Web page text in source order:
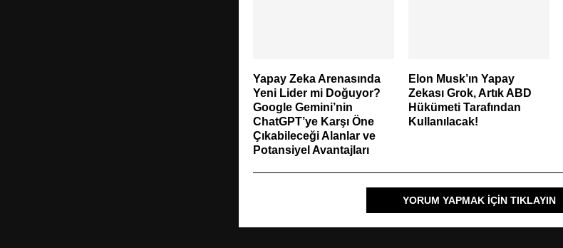
Yapay Zeka Arenasında
Yeni Lider mi Doğuyor?
Google Gemini’nin
ChatGPT’ye Karşı Öne
Çıkabileceği Alanlar ve
Potansiyel Avantajları
Elon Musk’ın Yapay
Zekası Grok, Artık ABD
Hükümeti Tarafından
Kullanılacak!
YORUM YAPMAK IÇIN TIKLAYIN